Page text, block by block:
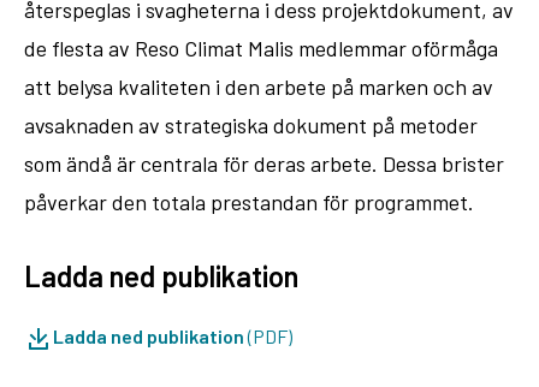
återspeglas i svagheterna i dess projektdokument, av
de flesta av Reso Climat Malis medlemmar oförmåga
att belysa kvaliteten i den arbete på marken och av
avsaknaden av strategiska dokument på metoder
som ändå är centrala för deras arbete. Dessa brister
påverkar den totala prestandan för programmet.
Ladda ned publikation
Ladda ned publikation(PDF)